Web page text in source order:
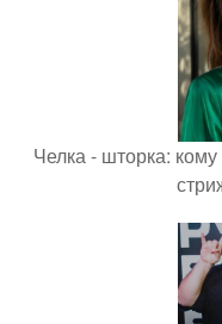
Челка - шторка: кому